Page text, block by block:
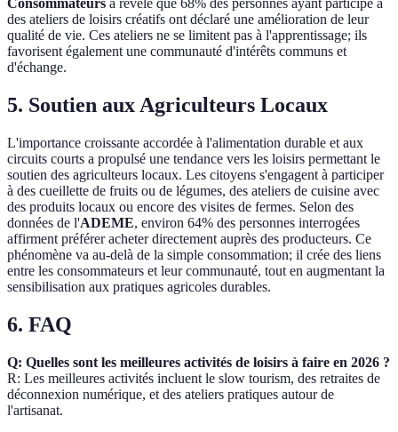
Consommateurs a révélé que 68% des personnes ayant participé à
des ateliers de loisirs créatifs ont déclaré une amélioration de leur
qualité de vie. Ces ateliers ne se limitent pas à l'apprentissage; ils
favorisent également une communauté d'intérêts communs et
d'échange.
5. Soutien aux Agriculteurs Locaux
L'importance croissante accordée à l'alimentation durable et aux
circuits courts a propulsé une tendance vers les loisirs permettant le
soutien des agriculteurs locaux. Les citoyens s'engagent à participer
à des cueillette de fruits ou de légumes, des ateliers de cuisine avec
des produits locaux ou encore des visites de fermes. Selon des
données de l'ADEME, environ 64% des personnes interrogées
affirment préférer acheter directement auprès des producteurs. Ce
phénomène va au-delà de la simple consommation; il crée des liens
entre les consommateurs et leur communauté, tout en augmentant la
sensibilisation aux pratiques agricoles durables.
6. FAQ
Q: Quelles sont les meilleures activités de loisirs à faire en 2026 ?
R: Les meilleures activités incluent le slow tourism, des retraites de
déconnexion numérique, et des ateliers pratiques autour de
l'artisanat.